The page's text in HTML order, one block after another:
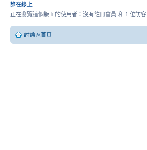
誰在線上
正在瀏覽這個版面的使用者：沒有註冊會員 和 1 位訪客
討論區首頁